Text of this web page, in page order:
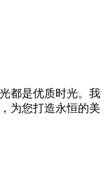
都是优质时光。我
为您打造永恒的美